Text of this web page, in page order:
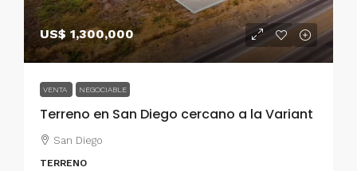
US$ 1,300,000
VENTA NEGOCIABLE
Terreno en San Diego cercano a la Variant
San Diego
TERRENO